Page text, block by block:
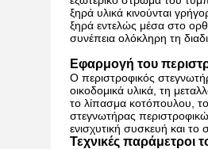
ξηρά υλικά κινούνται
ξηρά εντελώς μέσα στο
συνέπεια ολόκληρη τη
Εφαρμογή του
Ο περιστροφικός
οικοδομικά υλικά, τη
το λίπασμα κοτόπουλου,
στεγνωτήρας
ενισχυτική συσκευή και το
Τεχνικές παράμετροι